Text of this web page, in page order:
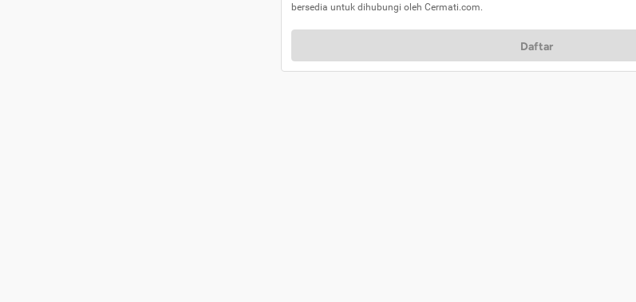
bersedia untuk dihubungi oleh Cermati.com.
Daftar